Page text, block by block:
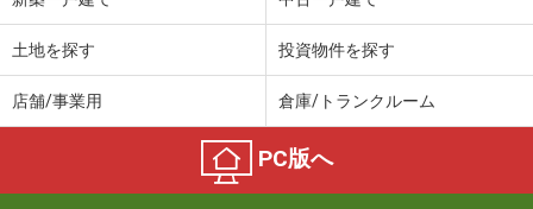
土地を探す 投資物件を探す
店舗/事業用 倉庫/トランクルーム
PC版へ